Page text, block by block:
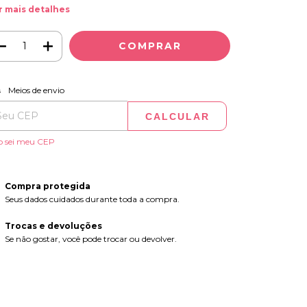
mais detalhes
para o CEP:
Meios de envio
CALCULAR
sei meu CEP
Compra protegida
Seus dados cuidados durante toda a compra.
Trocas e devoluções
Se não gostar, você pode trocar ou devolver.